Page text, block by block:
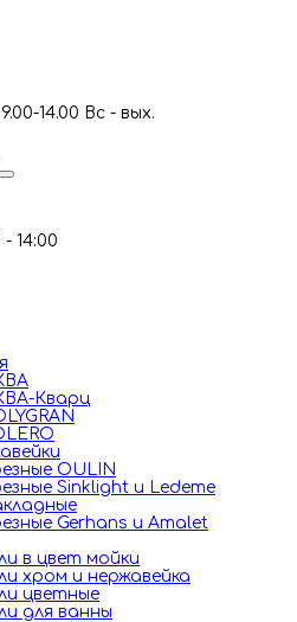
14.00 Вс - вых.
14:00
Кварц
OULIN
Sinklight и Ledeme
Gerhans и Amalet
в цвет мойки
хром и нержавейка
цветные
для ванны